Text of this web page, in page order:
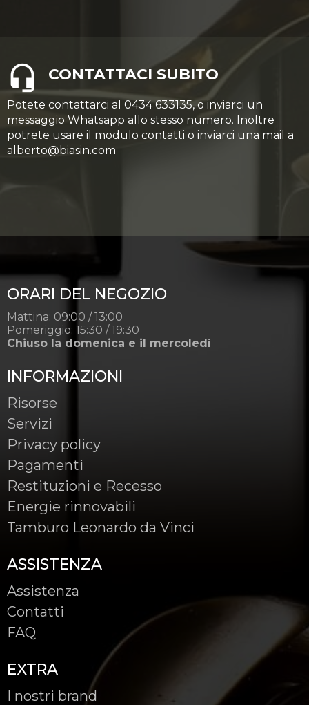
CONTATTACI SUBITO
Potete contattarci al 0434 633135, o inviarci un
messaggio Whatsapp allo stesso numero. Inoltre
potrete usare il modulo contatti o inviarci una mail a
alberto@biasin.com
ORARI DEL NEGOZIO
Mattina: 09:00 / 13:00
Pomeriggio: 15:30 / 19:30
Chiuso la domenica e il mercoledì
INFORMAZIONI
Risorse
Servizi
Privacy policy
Pagamenti
Restituzioni e Recesso
Energie rinnovabili
Tamburo Leonardo da Vinci
ASSISTENZA
Assistenza
Contatti
FAQ
EXTRA
I nostri brand